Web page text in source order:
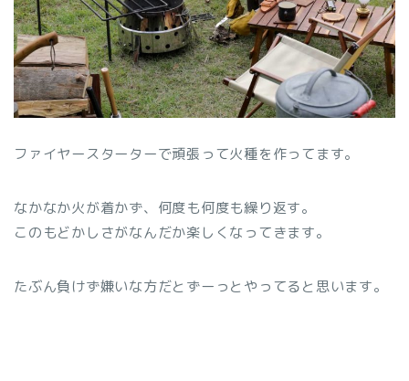
ファイヤースターターで頑張って火種を作ってます。
なかなか火が着かず、何度も何度も繰り返す。
このもどかしさがなんだか楽しくなってきます。
たぶん負けず嫌いな方だとずーっとやってると思います。